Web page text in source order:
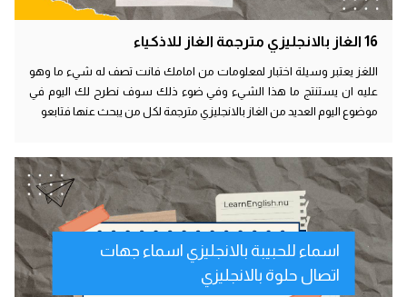
16 الغاز بالانجليزي مترجمة الغاز للاذكياء
اللغز يعتبر وسيلة اختبار لمعلومات من امامك فانت تصف له شيء ما وهو
عليه ان يستنتج ما هذا الشيء وفي ضوء ذلك سوف نطرح لك اليوم في
موضوع اليوم العديد من الغاز بالانجليزي مترجمة لكل من يبحث عنها فتابعو
اسماء للحبيبة بالانجليزي اسماء جهات
اتصال حلوة بالانجليزي